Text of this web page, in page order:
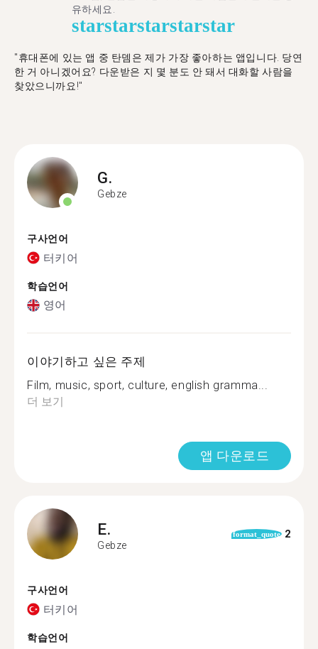
유하세요.
starstarstarstarstar
"휴대폰에 있는 앱 중 탄뎀은 제가 가장 좋아하는 앱입니다. 당연
한 거 아니겠어요? 다운받은 지 몇 분도 안 돼서 대화할 사람을
찾았으니까요!"
G.
Gebze
구사언어
터키어
학습언어
영어
이야기하고 싶은 주제
Film, music, sport, culture, english gramma...
더 보기
앱 다운로드
E.
Gebze
format_quote 2
구사언어
터키어
학습언어